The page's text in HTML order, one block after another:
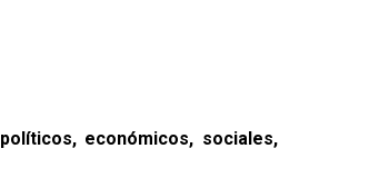
políticos, económicos, sociales,